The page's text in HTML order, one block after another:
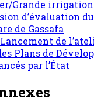
Grande
d’évaluation
de Gassafa
de
Plans de
par l’État